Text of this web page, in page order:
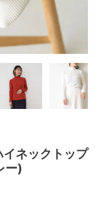
イネックトップ
ー)